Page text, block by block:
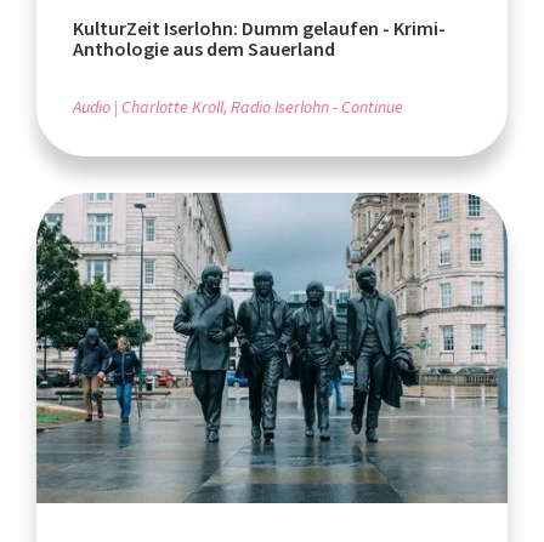
KulturZeit Iserlohn: Dumm gelaufen - Krimi-
Anthologie aus dem Sauerland
Audio Charlotte Kroll, Radio Iserlohn - Continue